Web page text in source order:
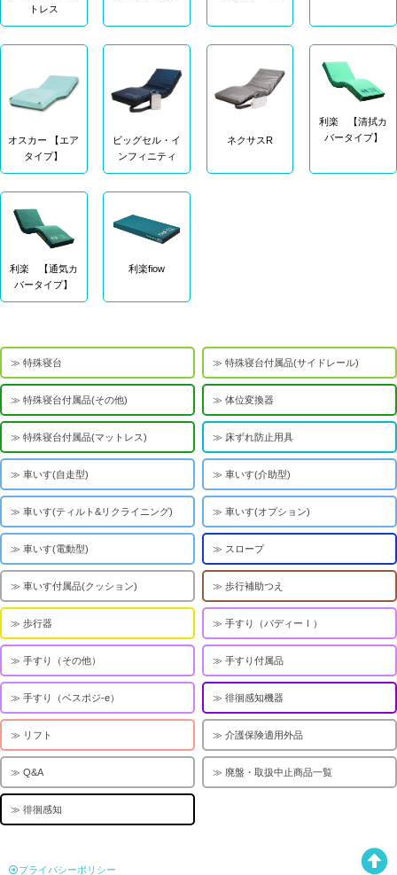
トレス
オスカー 【エア
タイプ】
ビッグセル・イ
ンフィニティ
ネクサスR
利楽 【清拭カ
バータイプ】
利楽 【通気カ
バータイプ】
利楽fiow
特殊寝台 特殊寝台付属品(サイドレール)
特殊寝台付属品(その他) 体位変換器
特殊寝台付属品(マットレス) 床ずれ防止用具
車いす(自走型) 車いす(介助型)
車いす(ティルト&リクライニング) 車いす(オプション)
車いす(電動型) スロープ
車いす付属品(クッション) 歩行補助つえ
歩行器 手すり（バディーⅠ）
手すり（その他） 手すり付属品
手すり（ベスポジ-e） 徘徊感知機器
リフト 介護保険適用外品
Q&A 廃盤・取扱中止商品一覧
徘徊感知
プライバシーポリシー